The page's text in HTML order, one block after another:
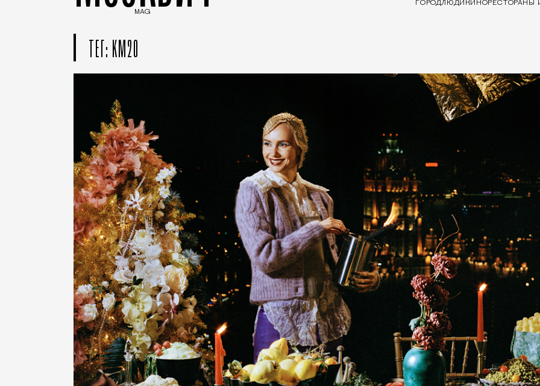
MAG
ГОРОДЛЮДИ КИНОРЕСТОРАНЫ
ТЕГ: КМ20